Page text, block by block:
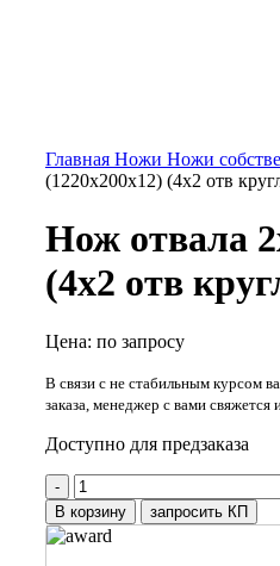
Главная Ножи Ножи
(1220х200х12) (4х2 отв
Нож отвала
(4х2 отв
Цена: по запросу
В связи с не стабильным курсом
заказа, менеджер с вами свяжется
Доступно для предзаказа
Количество
товара
Нож
отвала
В корзину запросить КП